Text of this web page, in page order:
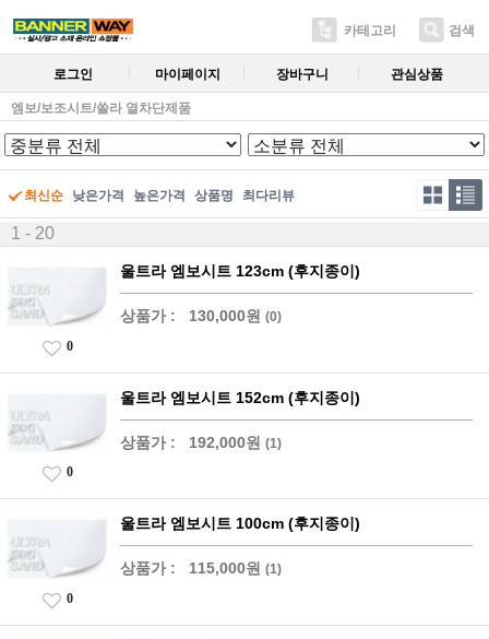
카테고리 검색
로그인 마이페이지 장바구니 관심상품
엠보/보조시트/쏠라 열차단제품
최신순 낮은가격 높은가격 상품명 최다리뷰
1 - 20
울트라 엠보시트 123cm (후지종이)
상품가 : 130,000원 (0)
0
울트라 엠보시트 152cm (후지종이)
상품가 : 192,000원 (1)
0
울트라 엠보시트 100cm (후지종이)
상품가 : 115,000원 (1)
0